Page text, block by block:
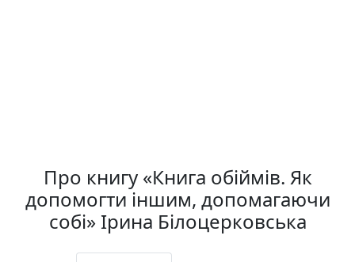
Про книгу «Книга обіймів. Як
допомогти іншим, допомагаючи
собі» Ірина Білоцерковська